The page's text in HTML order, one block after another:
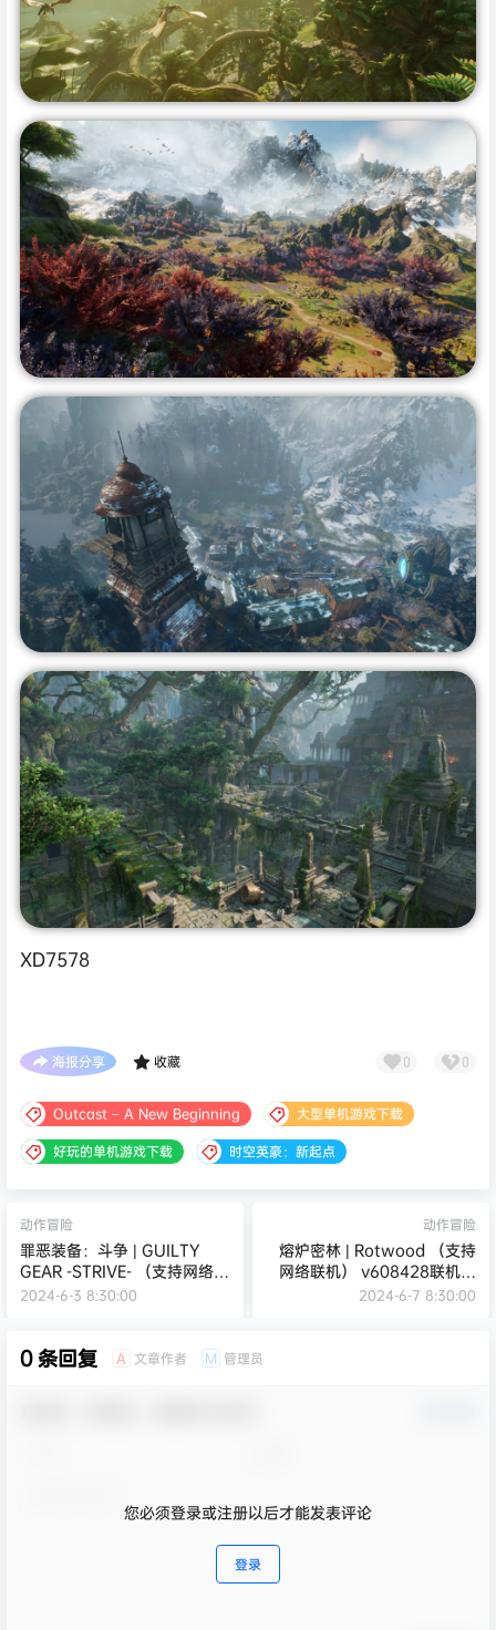
XD7578
海报分享 收藏 0 0
Outcast – A New Beginning
大型单机游戏下载
好玩的单机游戏下载
时空英豪：新起点
动作冒险
罪恶装备：斗争 | GUILTY
GEAR -STRIVE- （支持网络联
机） v1.1.5.0 联机版
2024-6-3 8:30:00
动作冒险
熔炉密林 | Rotwood （支持
网络联机） v608428联机版
【739MB】
2024-6-7 8:30:00
0 条回复 A 文章作者 M 管理员
您必须登录或注册以后才能发表评论
登录